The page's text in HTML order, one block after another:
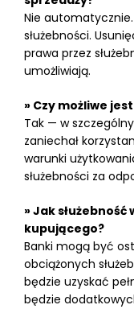
Nie
służebności.
prawa przez
umożliwiają.
» Czy możliwe
Tak — w
zaniechał
warunki
służebności za
» Jak
kupującego?
Banki mogą być
obciążonych
będzie uzyskać
będzie